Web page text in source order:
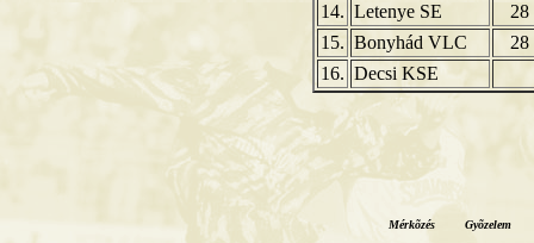
14. Letenye SE
28
15. Bonyhád VLC
28
16. Decsi KSE
Mérkõzés Gyõzelem